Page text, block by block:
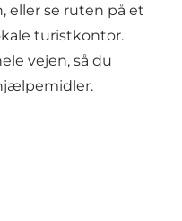
eller se ruten på et
turistkontor.
vejen, så du